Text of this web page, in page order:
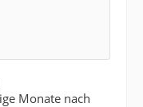
Monate nach